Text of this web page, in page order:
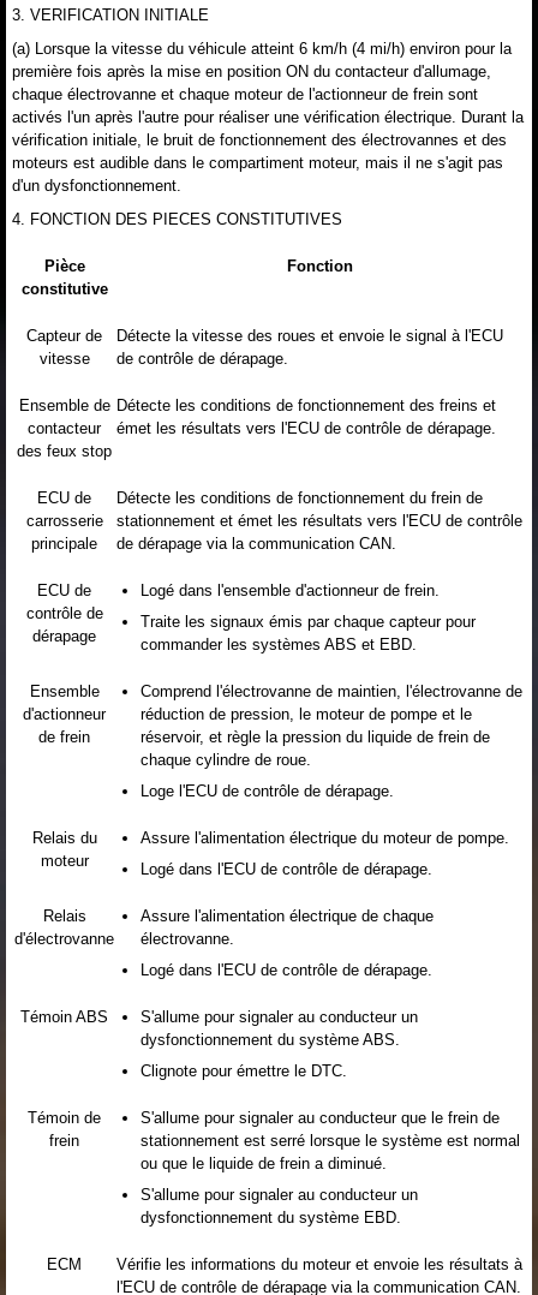
3. VERIFICATION INITIALE
(a) Lorsque la vitesse du véhicule atteint 6 km/h (4 mi/h) environ pour la
première fois après la mise en position ON du contacteur d'allumage,
chaque électrovanne et chaque moteur de l'actionneur de frein sont
activés l'un après l'autre pour réaliser une vérification électrique. Durant la
vérification initiale, le bruit de fonctionnement des électrovannes et des
moteurs est audible dans le compartiment moteur, mais il ne s'agit pas
d'un dysfonctionnement.
4. FONCTION DES PIECES CONSTITUTIVES
Pièce
constitutive
Fonction
Capteur de
vitesse
Détecte la vitesse des roues et envoie le signal à l'ECU
de contrôle de dérapage.
Ensemble de
contacteur
des feux stop
Détecte les conditions de fonctionnement des freins et
émet les résultats vers l'ECU de contrôle de dérapage.
ECU de
carrosserie
principale
Détecte les conditions de fonctionnement du frein de
stationnement et émet les résultats vers l'ECU de contrôle
de dérapage via la communication CAN.
ECU de
contrôle de
dérapage
Logé dans l'ensemble d'actionneur de frein.
Traite les signaux émis par chaque capteur pour
commander les systèmes ABS et EBD.
Ensemble
d'actionneur
de frein
Comprend l'électrovanne de maintien, l'électrovanne de
réduction de pression, le moteur de pompe et le
réservoir, et règle la pression du liquide de frein de
chaque cylindre de roue.
Loge l'ECU de contrôle de dérapage.
Relais du
moteur
Assure l'alimentation électrique du moteur de pompe.
Logé dans l'ECU de contrôle de dérapage.
Relais
d'électrovanne
Assure l'alimentation électrique de chaque
électrovanne.
Logé dans l'ECU de contrôle de dérapage.
Témoin ABS
S'allume pour signaler au conducteur un
dysfonctionnement du système ABS.
Clignote pour émettre le DTC.
Témoin de
frein
S'allume pour signaler au conducteur que le frein de
stationnement est serré lorsque le système est normal
ou que le liquide de frein a diminué.
S'allume pour signaler au conducteur un
dysfonctionnement du système EBD.
ECM
Vérifie les informations du moteur et envoie les résultats à
l'ECU de contrôle de dérapage via la communication CAN.